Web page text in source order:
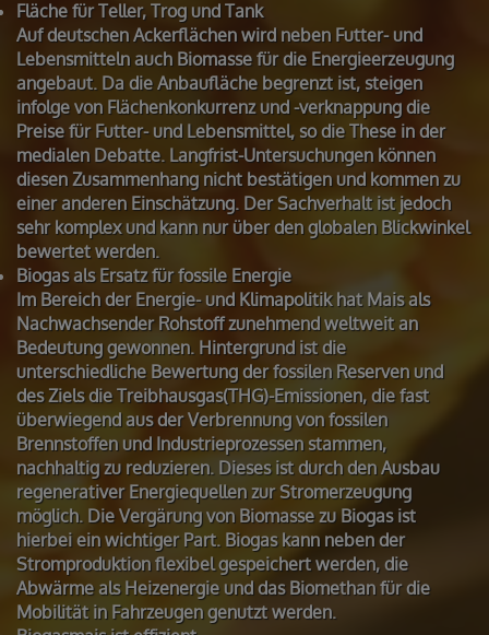
Fläche für Teller, Trog und Tank
Auf deutschen Ackerflächen wird neben Futter- und
Lebensmitteln auch Biomasse für die Energieerzeugung
angebaut. Da die Anbaufläche begrenzt ist, steigen
infolge von Flächenkonkurrenz und -verknappung die
Preise für Futter- und Lebensmittel, so die These in der
medialen Debatte. Langfrist-Untersuchungen können
diesen Zusammenhang nicht bestätigen und kommen zu
einer anderen Einschätzung. Der Sachverhalt ist jedoch
sehr komplex und kann nur über den globalen Blickwinkel
bewertet werden.
Biogas als Ersatz für fossile Energie
Im Bereich der Energie- und Klimapolitik hat Mais als
Nachwachsender Rohstoff zunehmend weltweit an
Bedeutung gewonnen. Hintergrund ist die
unterschiedliche Bewertung der fossilen Reserven und
des Ziels die Treibhausgas(THG)-Emissionen, die fast
überwiegend aus der Verbrennung von fossilen
Brennstoffen und Industrieprozessen stammen,
nachhaltig zu reduzieren. Dieses ist durch den Ausbau
regenerativer Energiequellen zur Stromerzeugung
möglich. Die Vergärung von Biomasse zu Biogas ist
hierbei ein wichtiger Part. Biogas kann neben der
Stromproduktion flexibel gespeichert werden, die
Abwärme als Heizenergie und das Biomethan für die
Mobilität in Fahrzeugen genutzt werden.